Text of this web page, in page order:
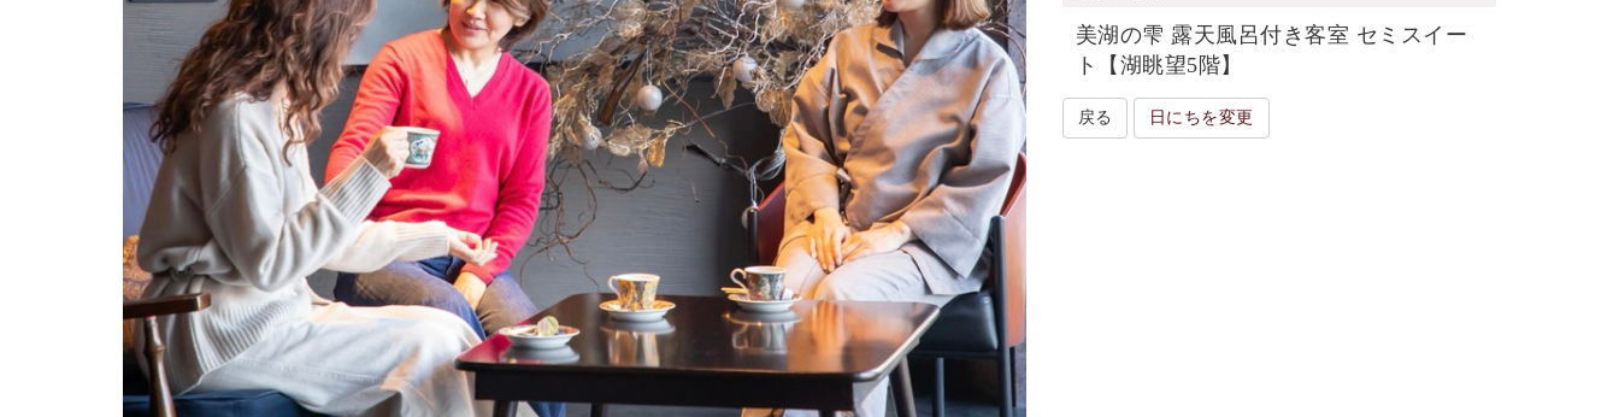
美湖の雫 露天風呂付き客室 セミスイー
ト【湖眺望5階】
戻る 日にちを変更